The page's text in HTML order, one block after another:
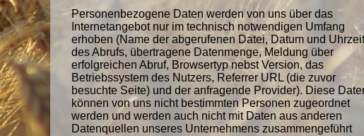
Personenbezogene Daten werden von uns über das
Internetangebot nur im technisch notwendigen Umfang
erhoben (Name der abgerufenen Datei, Datum und Uhrzeit
des Abrufs, übertragene Datenmenge, Meldung über
erfolgreichen Abruf, Browsertyp nebst Version, das
Betriebssystem des Nutzers, Referrer URL (die zuvor
besuchte Seite) und der anfragende Provider). Diese
können von uns nicht bestimmten Personen zugeordnet
werden und werden auch nicht mit Daten aus anderen
Datenquellen unseres Unternehmens zusammengeführt